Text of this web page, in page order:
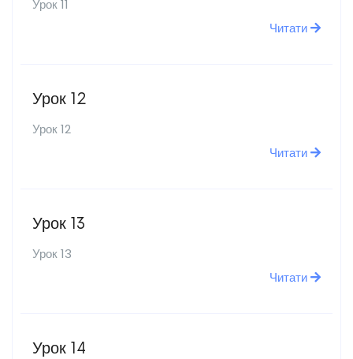
Урок 11
Читати
Урок 12
Урок 12
Читати
Урок 13
Урок 13
Читати
Урок 14